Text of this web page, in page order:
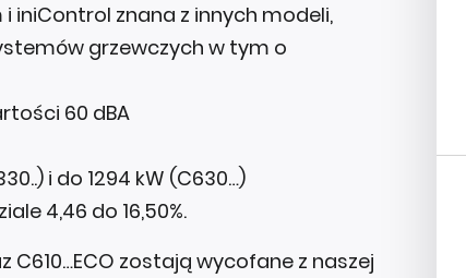
znana z innych modeli,
grzewczych w tym o
60 dBA
i do 1294 kW (C630…)
4,46 do 16,50%.
C610…ECO zostają wycofane z naszej